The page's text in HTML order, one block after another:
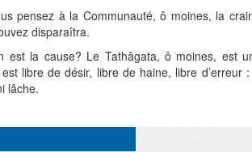
pensez à la Communauté, ô moines, la
disparaîtra.
est la cause? Le Tathâgata, ô moines, est
libre de désir, libre de haine, libre
lâche.